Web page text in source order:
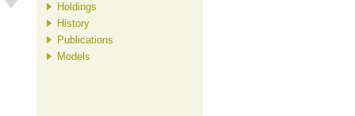
Holdings
History
Publications
Models